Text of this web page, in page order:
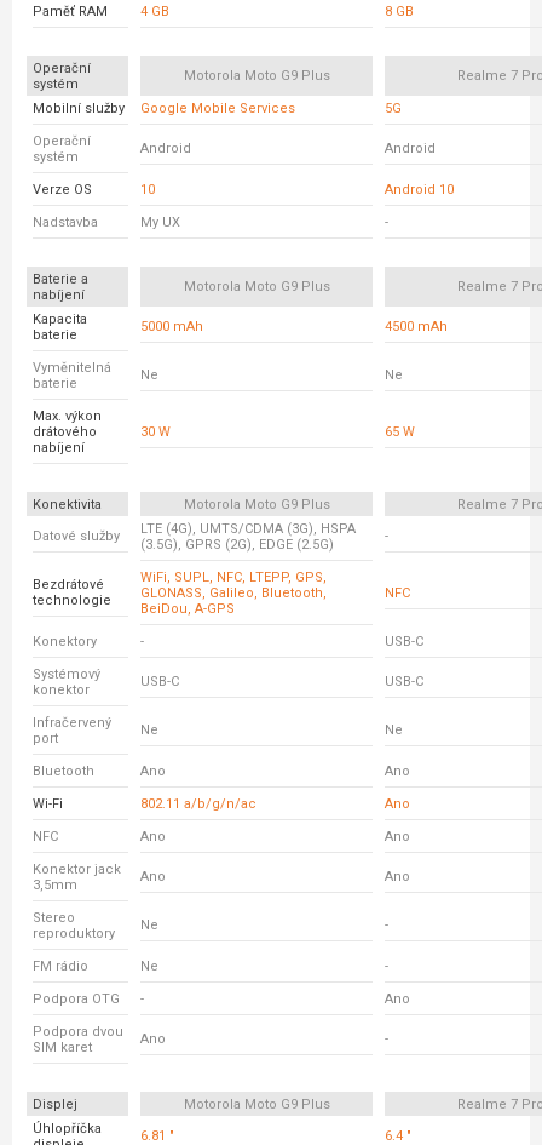
Paměť RAM 4 GB 8 GB
Operační
systém
Motorola Moto G9 Plus Realme 7
Mobilní služby Google Mobile Services 5G
Operační
systém
Android Android
Verze OS 10 Android 10
Nadstavba My UX -
Baterie a
nabíjení
Motorola Moto G9 Plus Realme 7
Kapacita
baterie
5000 mAh 4500 mAh
Vyměnitelná
baterie
Ne Ne
Max. výkon
drátového
nabíjení
30 W 65 W
Konektivita Motorola Moto G9 Plus
Realme 7
Datové služby
LTE (4G), UMTS/CDMA (3G), HSPA
(3.5G), GPRS (2G), EDGE (2.5G)
-
Bezdrátové
technologie
WiFi, SUPL, NFC, LTEPP, GPS,
GLONASS, Galileo, Bluetooth,
BeiDou, A-GPS
NFC
Konektory - USB-C
Systémový
konektor
USB-C USB-C
Infračervený
port
Ne Ne
Bluetooth Ano Ano
Wi-Fi 802.11 a/b/g/n/ac Ano
NFC Ano Ano
Konektor jack
3,5mm
Ano Ano
Stereo
reproduktory
Ne -
FM rádio Ne -
Podpora OTG - Ano
Podpora dvou
SIM karet
Ano -
Displej Motorola Moto G9 Plus
Realme 7
Úhlopříčka
6.81 " 6.4 "